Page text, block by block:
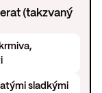
(takzvaný
sladkými